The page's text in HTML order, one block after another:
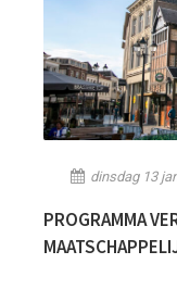
dinsdag 13
PROGRAMMA